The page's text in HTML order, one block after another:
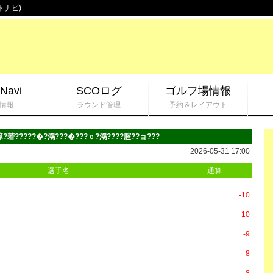
ナビ)
報
SCOログ
ラウンド管理
ゴルフ場情報
予約＆レイアウト
若?????�?鴻???�???ｃ?鴻????腟??ョ???
2026-05-31 17:00
選手名
通算
-10
-10
-9
-8